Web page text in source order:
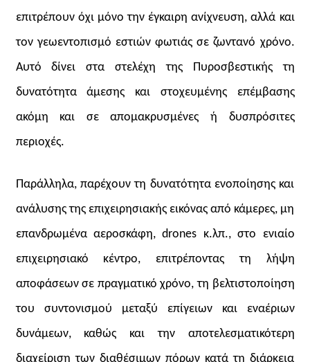
επιτρέπουν όχι μόνο την έγκαιρη ανίχνευση, αλλά και
τον γεωεντοπισμό εστιών φωτιάς σε ζωντανό χρόνο.
Αυτό δίνει στα στελέχη της Πυροσβεστικής τη
δυνατότητα άμεσης και στοχευμένης επέμβασης
ακόμη και σε απομακρυσμένες ή δυσπρόσιτες
περιοχές.
Παράλληλα, παρέχουν τη δυνατότητα ενοποίησης και
ανάλυσης της επιχειρησιακής εικόνας από κάμερες, μη
επανδρωμένα αεροσκάφη,drones κ.λπ., στο ενιαίο
επιχειρησιακό κέντρο, επιτρέποντας τη λήψη
αποφάσεων σε πραγματικό χρόνο, τη βελτιστοποίηση
του συντονισμού μεταξύ επίγειων και εναέριων
δυνάμεων, καθώς και την αποτελεσματικότερη
διαχείριση των διαθέσιμων πόρων κατά τη διάρκεια